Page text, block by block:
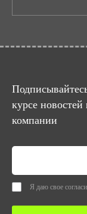
курсе
компании
Я даю свое